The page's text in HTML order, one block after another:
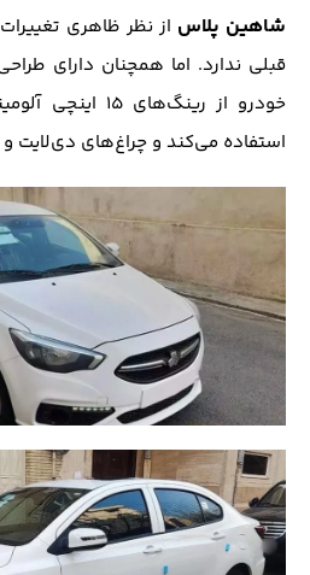
شاهین پلاس از نظر ظاهری
قبلی ندارد. اما همچنان دارای
استفاده می‌کند و چراغ‌های دی‌لایت و